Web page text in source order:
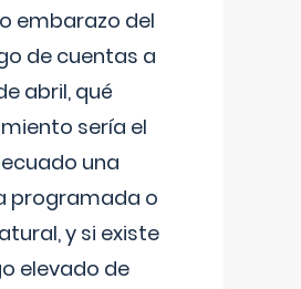
embarazo del
de cuentas a
abril, qué
sería el
una
programada o
y si existe
elevado de